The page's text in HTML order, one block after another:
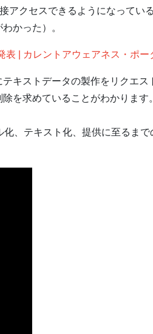
アクセスできるようになってい
かった）。
表 | カレントアウェアネス・ポー
キストデータの製作をリクエス
を求めていることがわかります
、テキスト化、提供に至るまで